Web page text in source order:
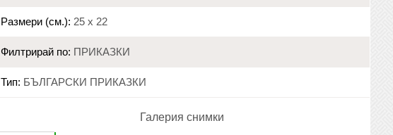
Размери (см.): 25 х 22
Филтрирай по: ПРИКАЗКИ
Тип: БЪЛГАРСКИ ПРИКАЗКИ
Галерия снимки